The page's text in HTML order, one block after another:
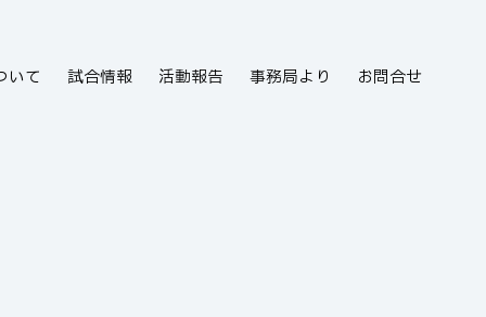
いて 試合情報 活動報告 事務局より お問合せ